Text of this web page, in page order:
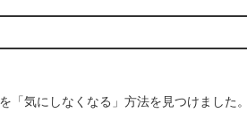
気にしなくなる」方法を見つけました